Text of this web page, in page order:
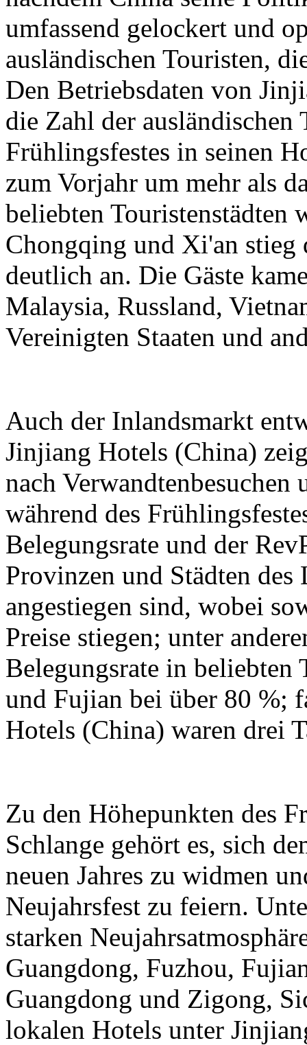
umfassend gelockert und
ausländischen Touristen,
Den Betriebsdaten von
die Zahl der ausländischen
Frühlingsfestes in seinen
zum Vorjahr um mehr als
beliebten Touristenstädten
Chongqing und Xi'an stieg
deutlich an. Die Gäste
Malaysia, Russland,
Vereinigten Staaten und
Auch der Inlandsmarkt
Jinjiang Hotels (China)
nach Verwandtenbesuchen
während des
Belegungsrate und der
Provinzen und Städten
angestiegen sind, wobei
Preise stiegen; unter
Belegungsrate in
und Fujian bei über 80 %;
Hotels (China) waren drei
Zu den Höhepunkten des
Schlange gehört es, sich
neuen Jahres zu widmen
Neujahrsfest zu feiern.
starken
Guangdong, Fuzhou,
Guangdong und Zigong,
lokalen Hotels unter